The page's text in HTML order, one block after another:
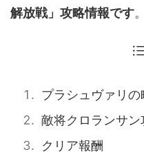
解放戦」攻略情報です。
プラシュヴァリ
敵将クロランサン
クリア報酬